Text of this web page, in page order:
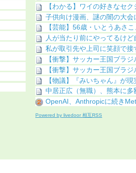
【わかる】ワイの好きなセ
子供向け漫画、謎の闇の大会
【芸能】56歳・いとうあさ
人が当たり前にやってるけ
私が取引先や上司に笑顔で接
【衝撃】サッカー王国ブラ
【衝撃】サッカー王国ブラ
【物議】『みいちゃん』が
中居正広（無職）、熊本に
OpenAI、Anthropicに続き
Powered by livedoor 相互RSS